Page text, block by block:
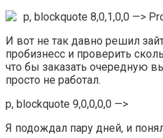
p, blockquote 8,0,1,0,0 —>
И вот не так давно решил
пробизнесс и проверить
что бы заказать очередную
просто не работал.
p, blockquote 9,0,0,0,0 —>
Я подождал пару дней, и